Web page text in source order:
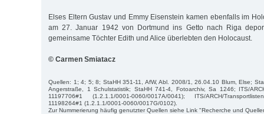
Elses Eltern Gustav und Emmy Eisenstein kamen ebenfalls im
am 27. Januar 1942 von Dortmund ins Getto nach Riga
gemeinsame Töchter Edith und Alice überlebten den Holocaust.
© Carmen Smiatacz
Quellen: 1; 4; 5; 8; StaHH 351-11, AfW, Abl. 2008/1, 26.04.10 Blum, Else;
Angerstraße, 1 Schulstatistik; StaHH 741-4, Fotoarchiv, Sa 1246; ITS/
11197706#1 (1.2.1.1/0001-0060/0017A/0041); ITS/ARCH/
11198264#1 (1.2.1.1/0001-0060/0017G/0102).
Zur Nummerierung häufig genutzter Quellen siehe Link "Recherche und